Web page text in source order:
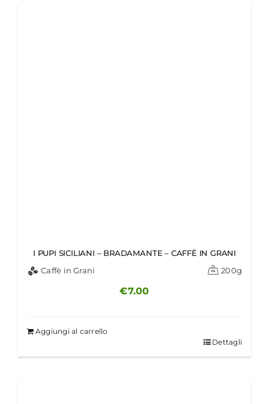
I PUPI SICILIANI – BRADAMANTE – CAFFÈ IN GRANI
Caffè in Grani
200g
€7.00
Aggiungi al carrello
Dettagli